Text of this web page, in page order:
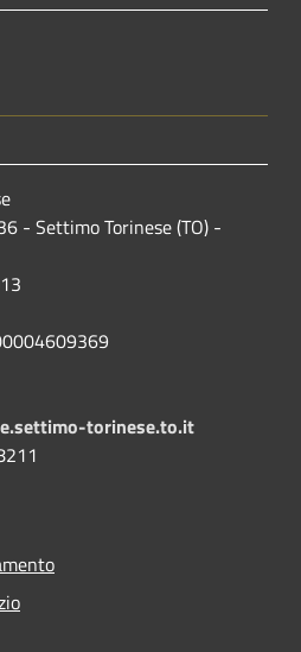
- Settimo Torinese (TO) -
torinese.to.it